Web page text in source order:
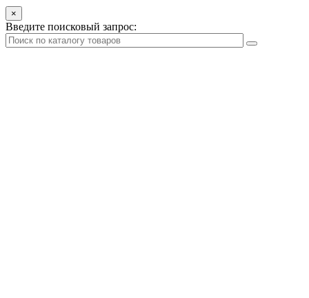
×
Введите поисковый запрос: